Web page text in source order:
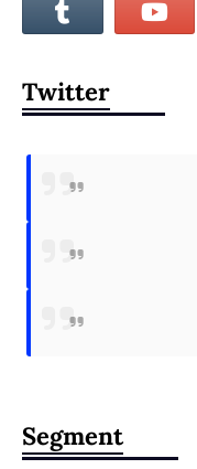
Twitter
Segment